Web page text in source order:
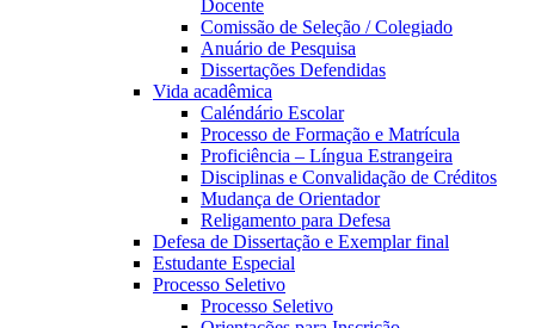
Docente
Comissão de Seleção / Colegiado
Anuário de Pesquisa
Dissertações Defendidas
Vida acadêmica
Caléndário Escolar
Processo de Formação e Matrícula
Proficiência – Língua Estrangeira
Disciplinas e Convalidação de Créditos
Mudança de Orientador
Religamento para Defesa
Defesa de Dissertação e Exemplar final
Estudante Especial
Processo Seletivo
Processo Seletivo